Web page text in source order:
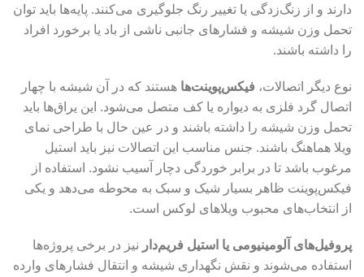
دارند و از زنگ‌زدگی یا تغییر رنگ جلوگیری می‌کنند. پایه‌ها باید توان
تحمل وزن شیشه و فشارهای جانبی ناشی از باد یا برخورد افراد
را داشته باشند.
نوع دیگر اتصالات، فیکس‌پوینت‌ها هستند که در آن شیشه با چهار
اتصال گرد فلزی به دیواره یا کف متصل می‌شود. این یراق‌ها باید
تحمل وزن شیشه را داشته باشند و در عین حال با طراحی نمای
ویلا هماهنگ باشند. جنس مناسب این اتصالات نیز باید استیل
مرغوب باشد تا در برابر خوردگی دچار آسیب نشود. استفاده از
فیکس‌پوینت ظاهر بسیار شیک و سبک به محوطه می‌دهد و یکی
از انتخاب‌های محبوب ویلاهای لوکس است.
پروفیل‌های آلومینیومی یا استیل فریم‌دار نیز در برخی پروژه‌ها
استفاده می‌شوند و نقش نگهداری شیشه و انتقال فشارهای وارده